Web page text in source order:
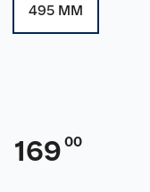
495 MM
169 00